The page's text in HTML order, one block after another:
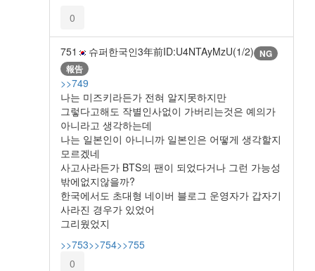
0
751 슈퍼한국인3年前ID:U4NTAyMzU(1/2) NG
報告
>>749
나는 미즈키라든가 전혀 알지못하지만
그렇다고해도 작별인사없이 가버리는것은 예의가
아니라고 생각하는데
나는 일본인이 아니니까 일본인은 어떻게 생각할지
모르겠네
사고사라든가 BTS의 팬이 되었다거나 그런 가능성
밖에없지않을까?
한국에서도 초대형 네이버 블로그 운영자가 갑자기
사라진 경우가 있었어
그리웠었지
>>753>>754>>755
0